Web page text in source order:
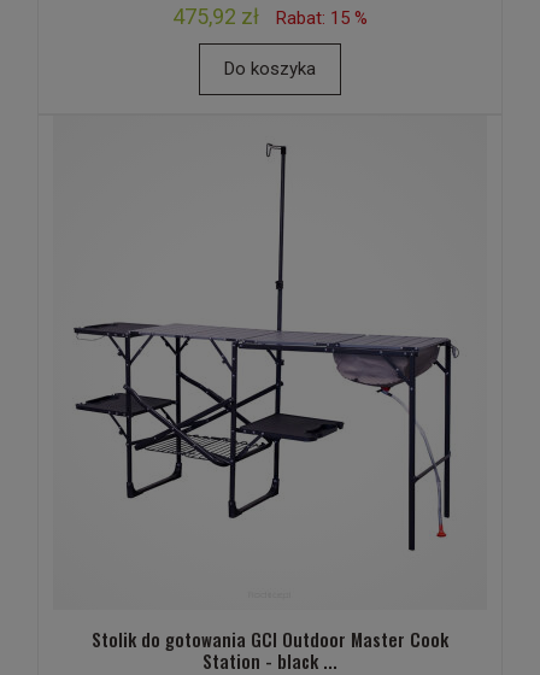
475,92 zł Rabat: 15 %
Do koszyka
Stolik do gotowania GCI Outdoor Master Cook
Station - black ...